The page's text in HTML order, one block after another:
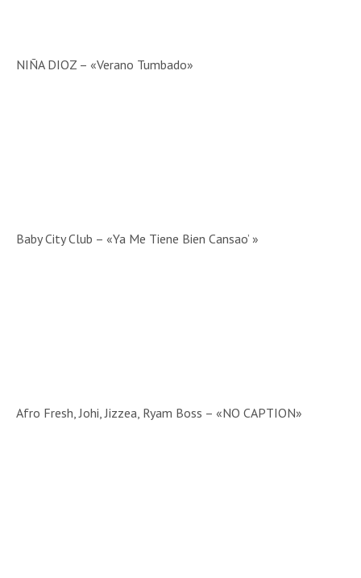
NIÑA DIOZ – «Verano Tumbado»
Baby City Club – «Ya Me Tiene Bien Cansao’ »
Afro Fresh, Johi, Jizzea, Ryam Boss – «NO CAPTION»